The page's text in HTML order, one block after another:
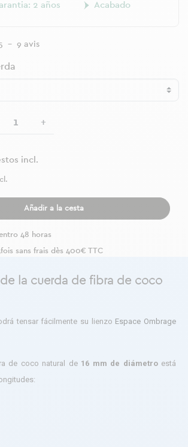
2 años
Acabado
- 9 avis
+
incl.
Añadir a la cesta
48 horas
sans frais dès 400€ TTC
la cuerda de fibra de coco
tensar fácilmente su lienzo Espace Ombrage
de coco natural de 16 mm de diámetroestá